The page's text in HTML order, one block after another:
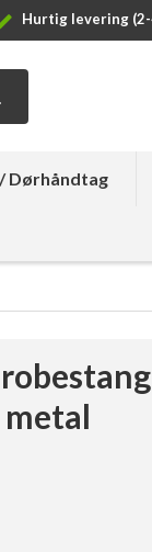
Hurtig levering
Dørhåndtag